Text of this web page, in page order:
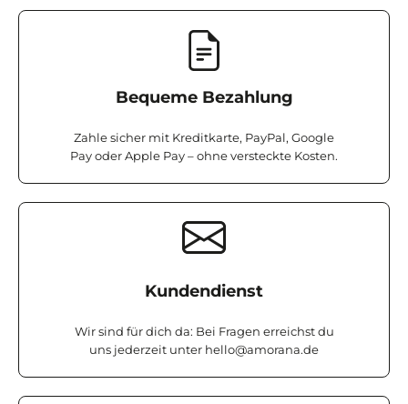
Bequeme Bezahlung
Zahle sicher mit Kreditkarte, PayPal, Google
Pay oder Apple Pay – ohne versteckte Kosten.
Kundendienst
Wir sind für dich da: Bei Fragen erreichst du
uns jederzeit unter hello@amorana.de